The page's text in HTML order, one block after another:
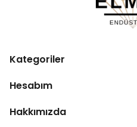
Kategoriler
Hesabım
Hakkımızda